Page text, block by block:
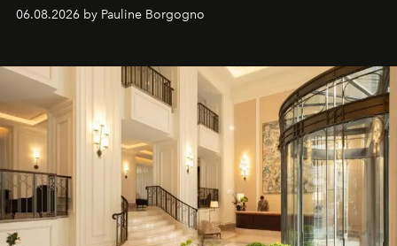
06.08.2026 by Pauline Borgogno